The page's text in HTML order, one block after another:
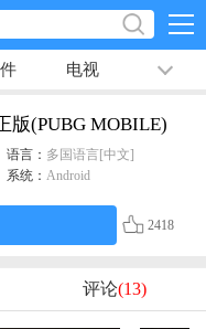
电视 排行榜
版(PUBG MOBILE)
语言： 多国语言[中文]
系统： Android
2418
评论(13)